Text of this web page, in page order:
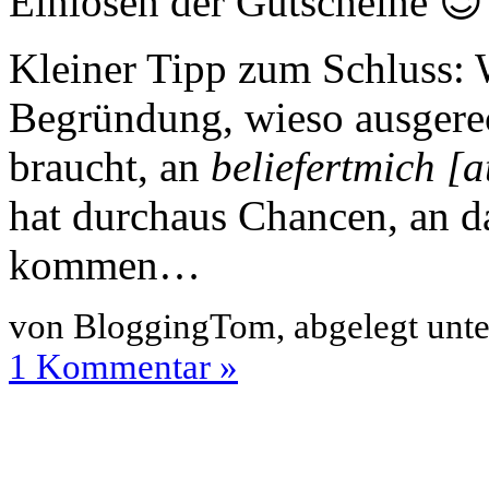
Kleiner Tipp zum Schluss:
Begründung, wieso
braucht, an beliefertmich
hat durchaus Chancen, an
kommen…
von BloggingTom, abgelegt
1 Kommentar »